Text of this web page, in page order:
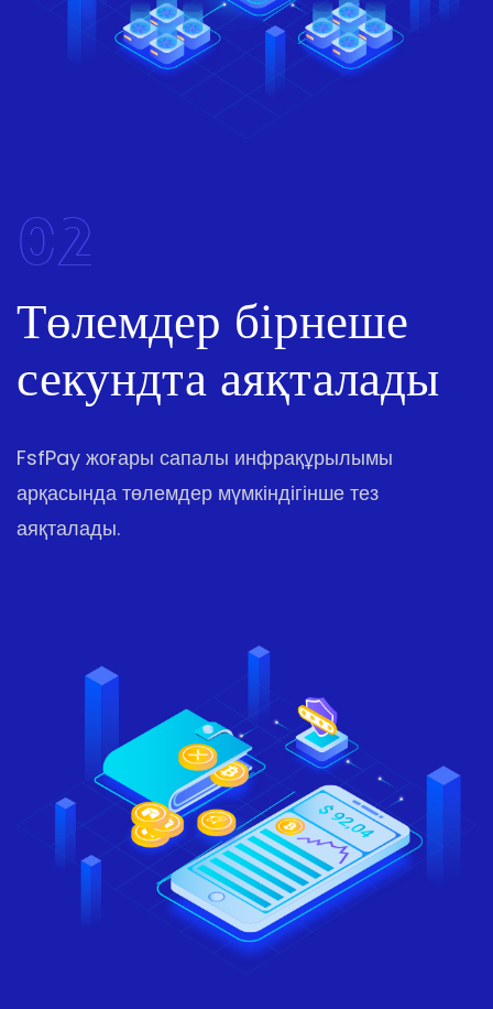
02
Төлемдер бірнеше
секундта аяқталады
FsfPay жоғары сапалы инфрақұрылымы
арқасында төлемдер мүмкіндігінше тез
аяқталады.